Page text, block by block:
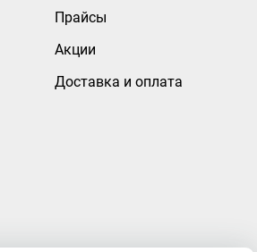
Прайсы
Акции
Доставка и оплата